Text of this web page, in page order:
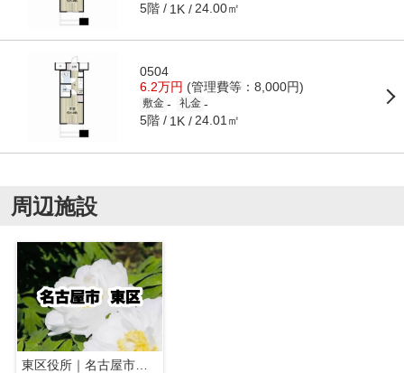
5階 1K 24.00㎡
0504
6.2万円 (管理費等：8,000円)
敷金 - 礼金 -
5階 1K 24.01㎡
周辺施設
東区役所｜名古屋市東区